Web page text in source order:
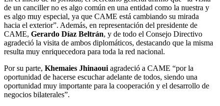
de un canciller no es algo común en una entidad como la nuestra y
es algo muy especial, ya que CAME está cambiando su mirada
hacia el exterior”. Además, en representación del presidente de
CAME, Gerardo Díaz Beltrán, y de todo el Consejo Directivo
agradeció la visita de ambos diplomáticos, destacando que la misma
resulta muy enriquecedora para toda la red nacional.
Por su parte, Khemaies Jhinaoui agradeció a CAME “por la
oportunidad de hacerse escuchar adelante de todos, siendo una
oportunidad muy importante para la cooperación y el desarrollo de
negocios bilaterales”.